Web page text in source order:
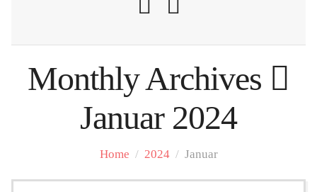
Nachrichten
Flurschelte
Monthly Archives
Januar 2024
Home / 2024 / Januar